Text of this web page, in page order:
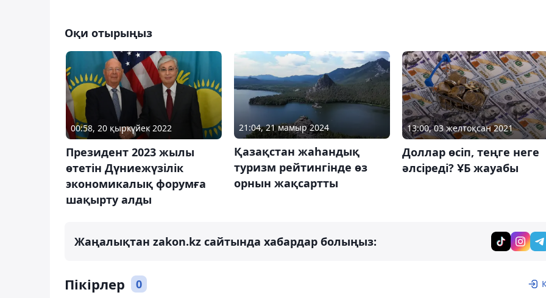
Оқи отырыңыз
00:58, 20 қыркүйек 2022
Президент 2023 жылы
өтетін Дүниежүзілік
экономикалық форумға
шақырту алды
21:04, 21 мамыр 2024
Қазақстан жаһандық
туризм рейтингінде өз
орнын жақсартты
13:00, 03 желтоқсан 2021
Доллар өсіп, теңге неге
әлсіреді? ҰБ жауабы
Жаңалықтан zakon.kz сайтында хабардар болыңыз:
Пікірлер 0